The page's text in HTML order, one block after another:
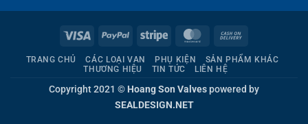
Visa PayPal Stripe MasterCard
Delivery
TRANG CHỦ CÁC LOẠI VAN PHỤ KIỆN
SẢN PHẨM KHÁC
THƯƠNG HIỆU
TIN TỨC LIÊN HỆ
Copyright 2021 © Hoang Son Valvespowered by
SEALDESIGN.NET